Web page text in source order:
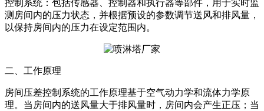
控制系统：包括传感器、控制器和执行器等部件，用于实时监
测房间内的压力状态，并根据预设的参数调节送风和排风量，
以保持房间内的压力在设定范围内。
二、工作原理
房间压差控制系统的工作原理基于空气动力学和流体力学原
理。当房间内的送风量大于排风量时，房间内会产生正压；当